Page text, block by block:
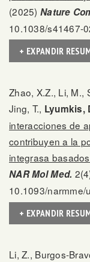
(2025) Nature
10.1038/s41467-
+ EXPANDIR
Zhao, X.Z., Li, M.,
Jing, T., Lyumkis,
interacciones de
contribuyen a la
integrasa
NAR Mol Med.
10.1093/narmme/
+ EXPANDIR
Li, Z., Burgos-